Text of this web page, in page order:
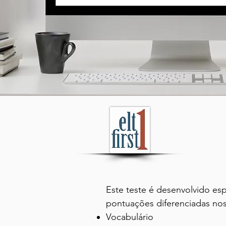
Formulários
máximo de informações
A People Experts, como
STATION, com técnicas
Este teste é desenvolvido
pontuações diferenciadas
Vocabulário